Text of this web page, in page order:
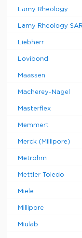
Lamy Rheology
Lamy Rheology
Liebherr
Lovibond
Maassen
Macherey-Nagel
Masterflex
Memmert
Merck (Millipore)
Metrohm
Mettler Toledo
Miele
Millipore
Miulab